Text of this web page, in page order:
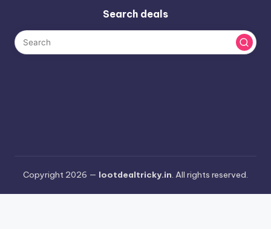
Search deals
Copyright 2026 — lootdealtricky.in. All rights reserved.